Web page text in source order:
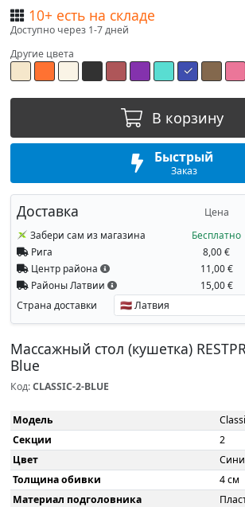
10+ есть на складе
Доступно через 1-7 дней
Другие цвета
В корзину
Быстрый
Заказ
Доставка Цена
Забери сам из магазина Бесплатно
Рига
8,00 €
Центр района
11,00 €
Районы Латвии
15,00 €
Страна доставки
Массажный стол (кушетка)
Blue
Код:CLASSIC-2-BLUE
Модель
Секции
2
Цвет
Толщина обивки
4 см
Материал подголовника